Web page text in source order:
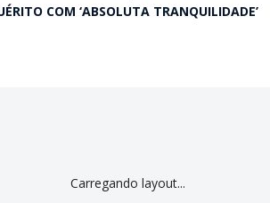
COM ‘ABSOLUTA TRANQUILIDADE’
Carregando layout...